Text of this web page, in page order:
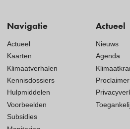
Navigatie
Actueel
Kaarten
Klimaatverhalen
Kennisdossiers
Hulpmiddelen
Voorbeelden
Subsidies
Actueel
Nieuws
Agenda
Proclaimer